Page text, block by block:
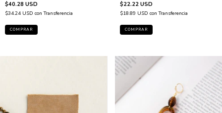
$40.28 USD
$34.24 USD con Transferencia
$22.22 USD
$18.89 USD con Transferencia